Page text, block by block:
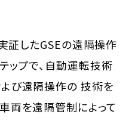
証したGSEの遠隔操作
ップで、自動運転技術
び遠隔操作の 技術を
両を遠隔管制によって